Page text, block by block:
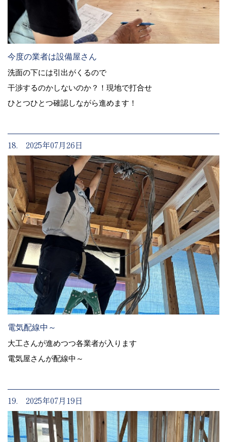
今度の業者は設備屋さん
洗面の下には引出がくるので
干渉するのかしないのか？！現地で打合せ
ひとつひとつ確認しながら進めます！
18. 2025年07月26日
電気配線中～
大工さんが進めつつ各業者が入ります
電気屋さんが配線中～
19. 2025年07月19日